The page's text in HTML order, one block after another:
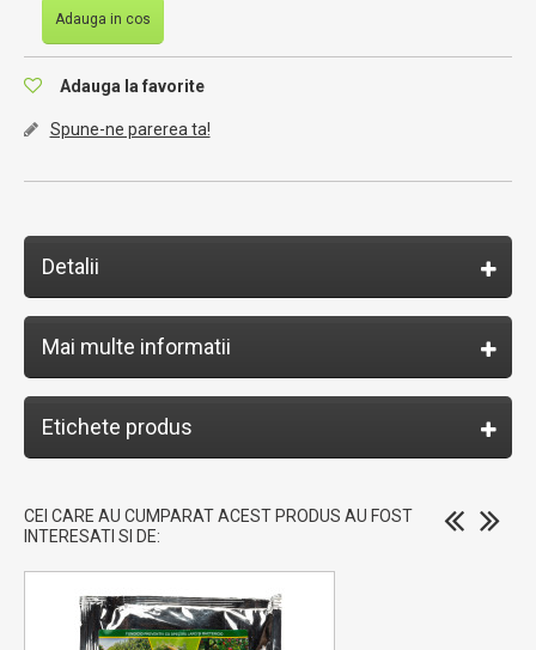
Adauga in cos
Adauga la favorite
Spune-ne parerea ta!
Detalii
Mai multe informatii
Etichete produs
CEI CARE AU CUMPARAT ACEST PRODUS AU FOST
INTERESATI SI DE: